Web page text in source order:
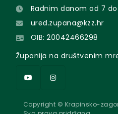
Radnim danom od 7 do
ured.zupana@kzz.hr
OIB: 20042466298
Županija na društvenim
Copyright © Krapinsko-